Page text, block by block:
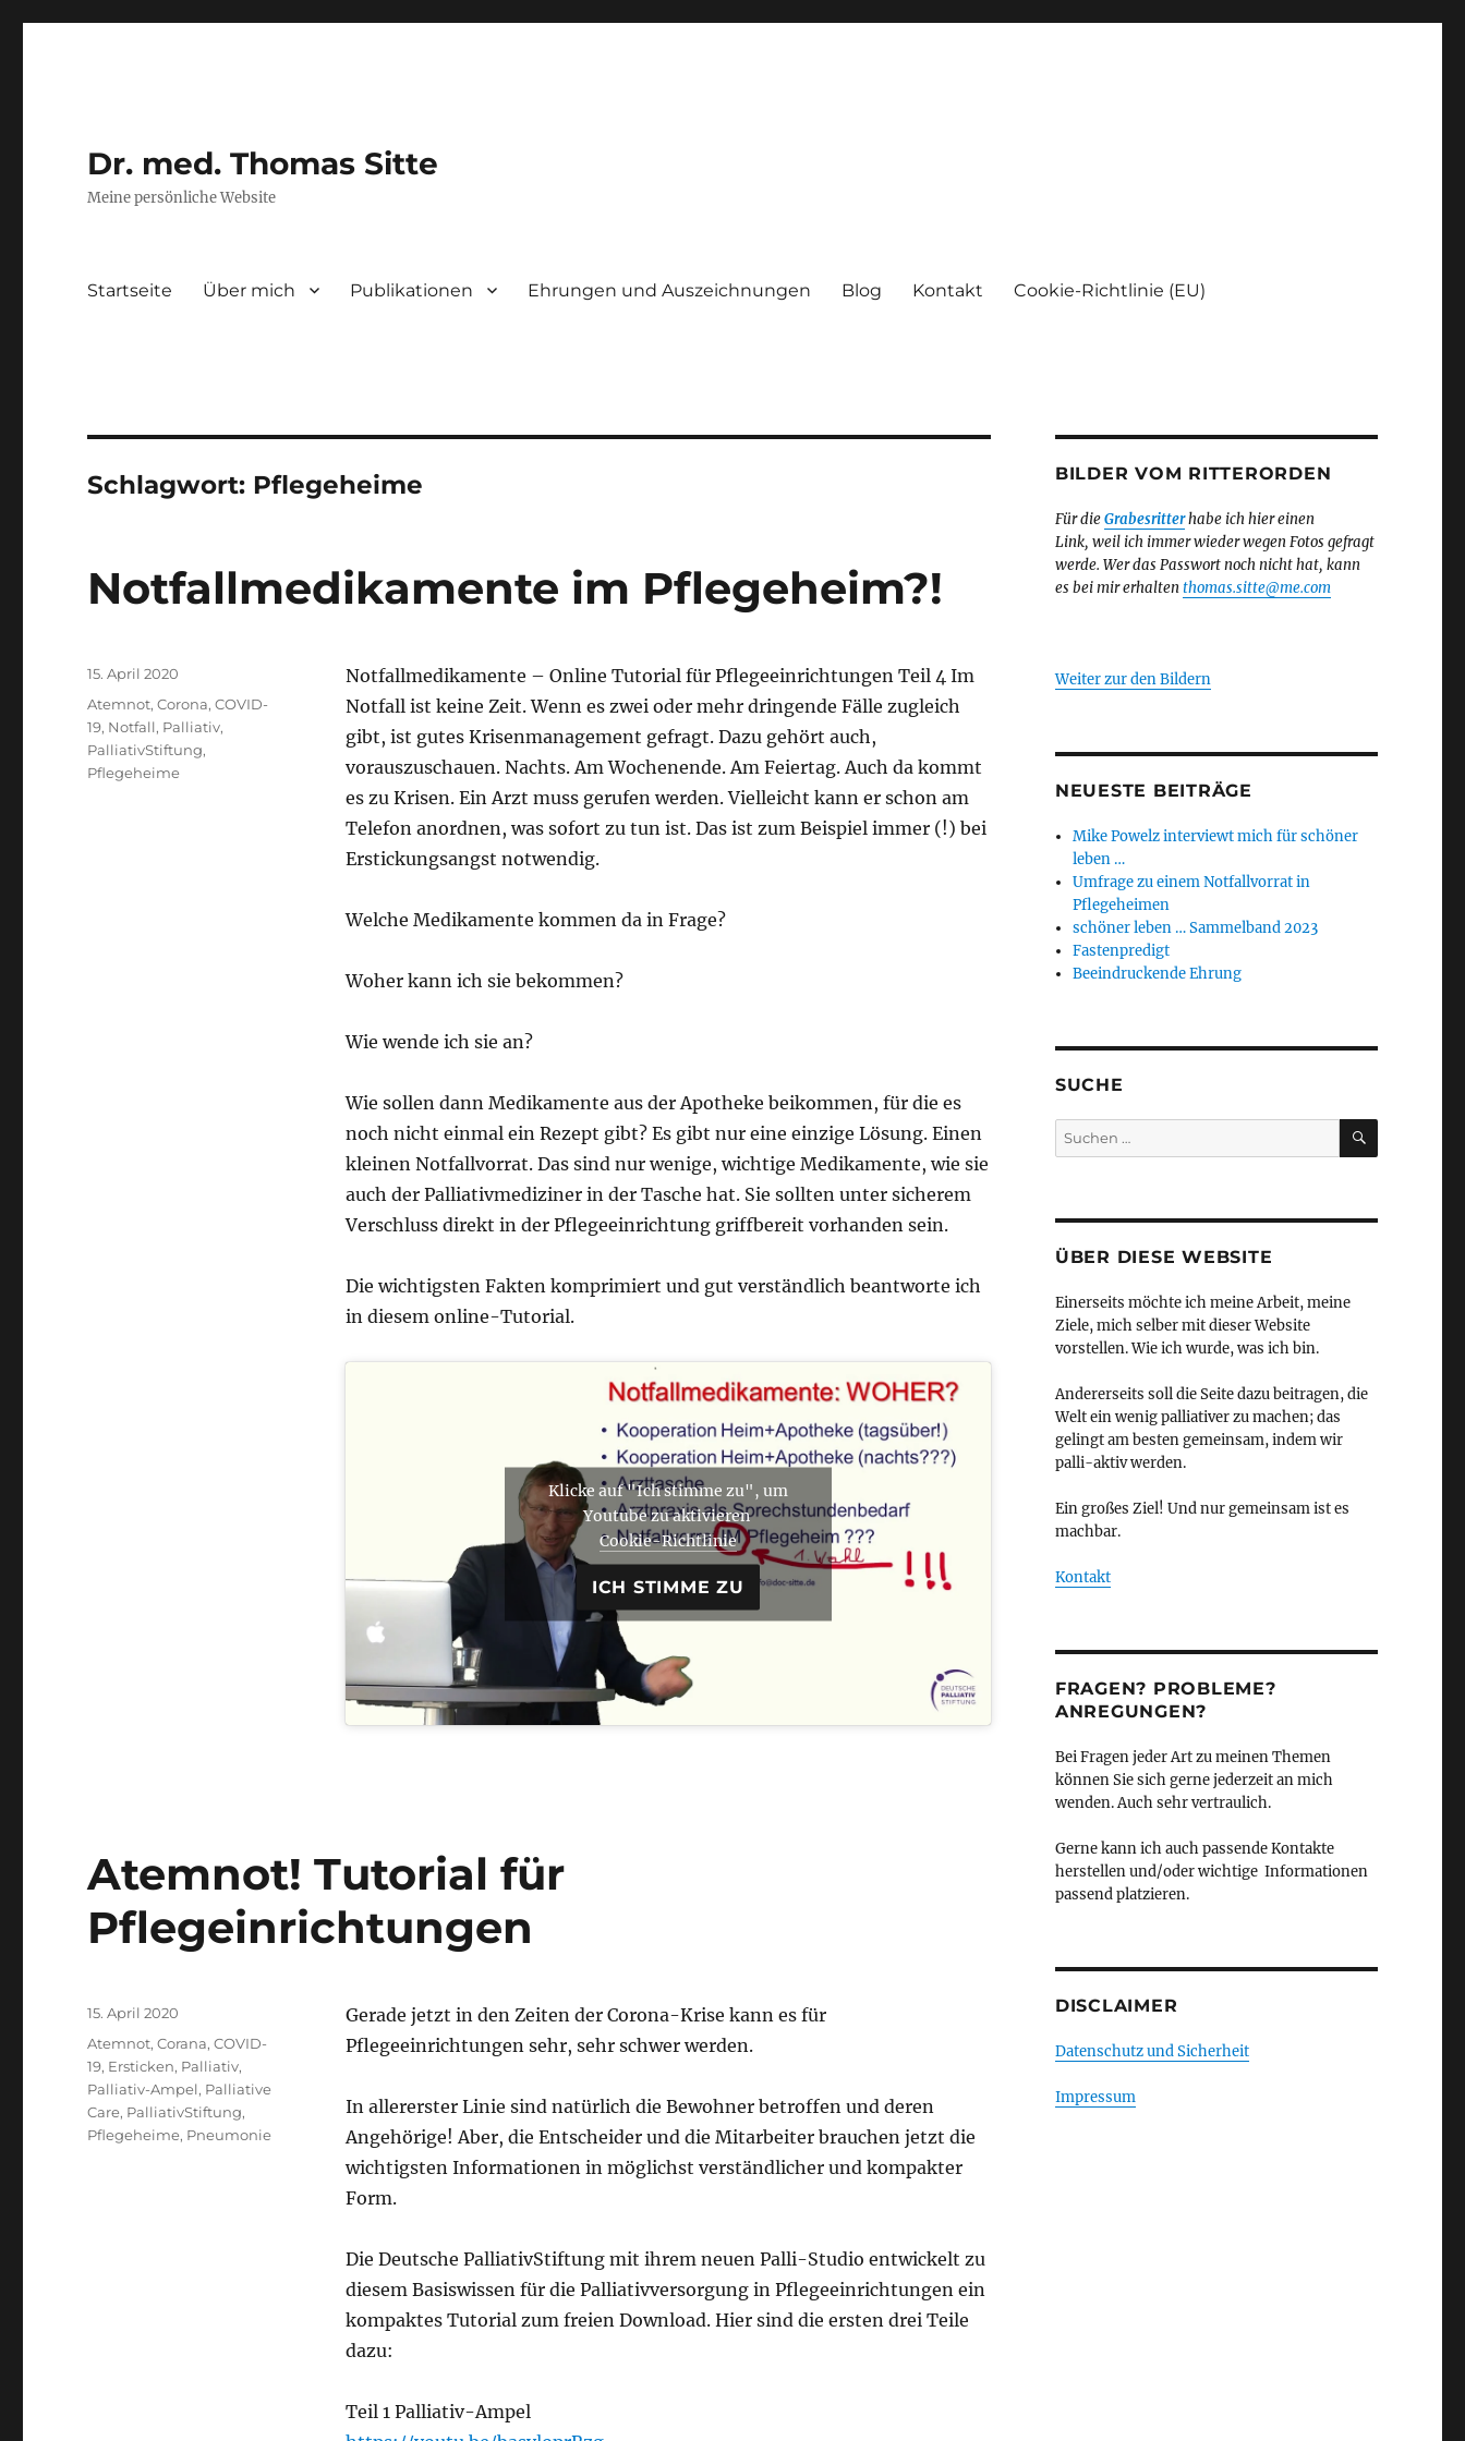
Dr. med. Thomas Sitte
Meine persönliche Website
Startseite Über mich Publikationen Ehrungen und Auszeichnungen Blog Kontakt Cookie-Richtlinie (EU)
Schlagwort: Pflegeheime
Notfallmedikamente im Pflegeheim?!
Notfallmedikamente – Online Tutorial für Pflegeeinrichtungen Teil 4 Im
Notfall ist keine Zeit. Wenn es zwei oder mehr dringende Fälle zugleich
gibt, ist gutes Krisenmanagement gefragt. Dazu gehört auch,
vorauszuschauen. Nachts. Am Wochenende. Am Feiertag. Auch da kommt
es zu Krisen. Ein Arzt muss gerufen werden. Vielleicht kann er schon am
Telefon anordnen, was sofort zu tun ist. Das ist zum Beispiel immer (!) bei
Erstickungsangst notwendig.
Welche Medikamente kommen da in Frage?
Woher kann ich sie bekommen?
Wie wende ich sie an?
Wie sollen dann Medikamente aus der Apotheke beikommen, für die es
noch nicht einmal ein Rezept gibt? Es gibt nur eine einzige Lösung. Einen
kleinen Notfallvorrat. Das sind nur wenige, wichtige Medikamente, wie sie
auch der Palliativmediziner in der Tasche hat. Sie sollten unter sicherem
Verschluss direkt in der Pflegeeinrichtung griffbereit vorhanden sein.
Die wichtigsten Fakten komprimiert und gut verständlich beantworte ich
in diesem online-Tutorial.
Klicke auf "Ich stimme zu", um
Youtube zu aktivieren
Cookie-Richtlinie
ICH STIMME ZU
Veröffentlicht
15. April 2020
Schlagwörter
Atemnot,Corona,COVID-
19, Notfall, Palliativ,
PalliativStiftung,
Pflegeheime
Atemnot! Tutorial für
Pflegeinrichtungen
Gerade jetzt in den Zeiten der Corona-Krise kann es für
Pflegeeinrichtungen sehr, sehr schwer werden.
In allererster Linie sind natürlich die Bewohner betroffen und deren
Angehörige! Aber, die Entscheider und die Mitarbeiter brauchen jetzt die
wichtigsten Informationen in möglichst verständlicher und kompakter
Form.
Die Deutsche PalliativStiftung mit ihrem neuen Palli-Studio entwickelt zu
diesem Basiswissen für die Palliativversorgung in Pflegeeinrichtungen ein
kompaktes Tutorial zum freien Download. Hier sind die ersten drei Teile
dazu:
Teil 1 Palliativ-Ampel
Veröffentlicht
15. April 2020
Schlagwörter
Atemnot,Corana,COVID-
19, Ersticken, Palliativ,
Palliativ-Ampel, Palliative
Care, PalliativStiftung,
Pflegeheime, Pneumonie
BILDER VOM RITTERORDEN
Für dieGrabesritterhabe ich hier einen
Link, weil ich immer wieder wegen Fotos gefragt
werde. Wer das Passwort noch nicht hat, kann
es bei mir erhalten thomas.sitte@me.com
Weiter zur den Bildern
NEUESTE BEITRÄGE
Mike Powelz interviewt mich für schöner
leben …
Umfrage zu einem Notfallvorrat in
Pflegeheimen
schöner leben … Sammelband 2023
Fastenpredigt
Beeindruckende Ehrung
SUCHE
Suchen
nach:
SUCHEN
ÜBER DIESE WEBSITE
Einerseits möchte ich meine Arbeit, meine
Ziele, mich selber mit dieser Website
vorstellen. Wie ich wurde, was ich bin.
Andererseits soll die Seite dazu beitragen, die
Welt ein wenig palliativer zu machen; das
gelingt am besten gemeinsam, indem wir
palli-aktiv werden.
Ein großes Ziel! Und nur gemeinsam ist es
machbar.
Kontakt
FRAGEN? PROBLEME?
ANREGUNGEN?
Bei Fragen jeder Art zu meinen Themen
können Sie sich gerne jederzeit an mich
wenden. Auch sehr vertraulich.
Gerne kann ich auch passende Kontakte
herstellen und/oder wichtige Informationen
passend platzieren.
DISCLAIMER
Datenschutz und Sicherheit
Impressum